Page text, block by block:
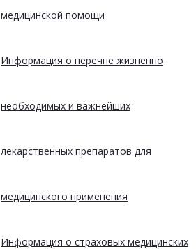
медицинской помощи
Информация о перечне жизненно
необходимых и важнейших
лекарственных препаратов для
медицинского применения
Информация о страховых медицинских